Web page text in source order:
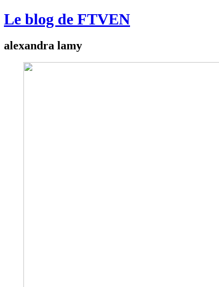
Le blog de FTVEN
alexandra lamy